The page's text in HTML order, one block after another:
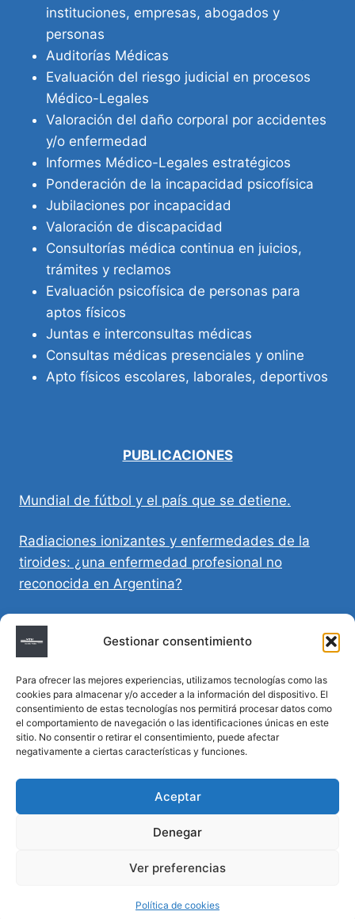
Gestionar consentimiento
Para ofrecer las mejores experiencias, utilizamos tecnologías como las
cookies para almacenar y/o acceder a la información del dispositivo. El
consentimiento de estas tecnologías nos permitirá procesar datos como
el comportamiento de navegación o las identificaciones únicas en este
sitio. No consentir o retirar el consentimiento, puede afectar
negativamente a ciertas características y funciones.
Aceptar
Denegar
Ver preferencias
Política de cookies
instituciones, empresas, abogados y
personas
Auditorías Médicas
Evaluación del riesgo judicial en procesos
Médico-Legales
Valoración del daño corporal por accidentes
y/o enfermedad
Informes Médico-Legales estratégicos
Ponderación de la incapacidad psicofísica
Jubilaciones por incapacidad
Valoración de discapacidad
Consultorías médica continua en juicios,
trámites y reclamos
Evaluación psicofísica de personas para
aptos físicos
Juntas e interconsultas médicas
Consultas médicas presenciales y online
Apto físicos escolares, laborales, deportivos
PUBLICACIONES
Mundial de fútbol y el país que se detiene.
Radiaciones ionizantes y enfermedades de la
tiroides: ¿una enfermedad profesional no
reconocida en Argentina?
Directivas Médicas Anticipadas en Córdoba:
requisitos, registro y validez legal
Sumar vida a los años: decálogo para un
envejecimiento saludable
Determinación de la hora de muerte en
derechos reservados